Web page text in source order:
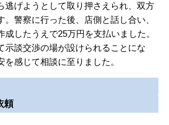
コミ評判
て知りたい方
ベース
逃げようとして取り押さえられ、双方
。警察に行った後、店側と話し合い、
したうえで25万円を支払いました。
示談交渉の場が設けられることにな
を感じて相談に至りました。
頼